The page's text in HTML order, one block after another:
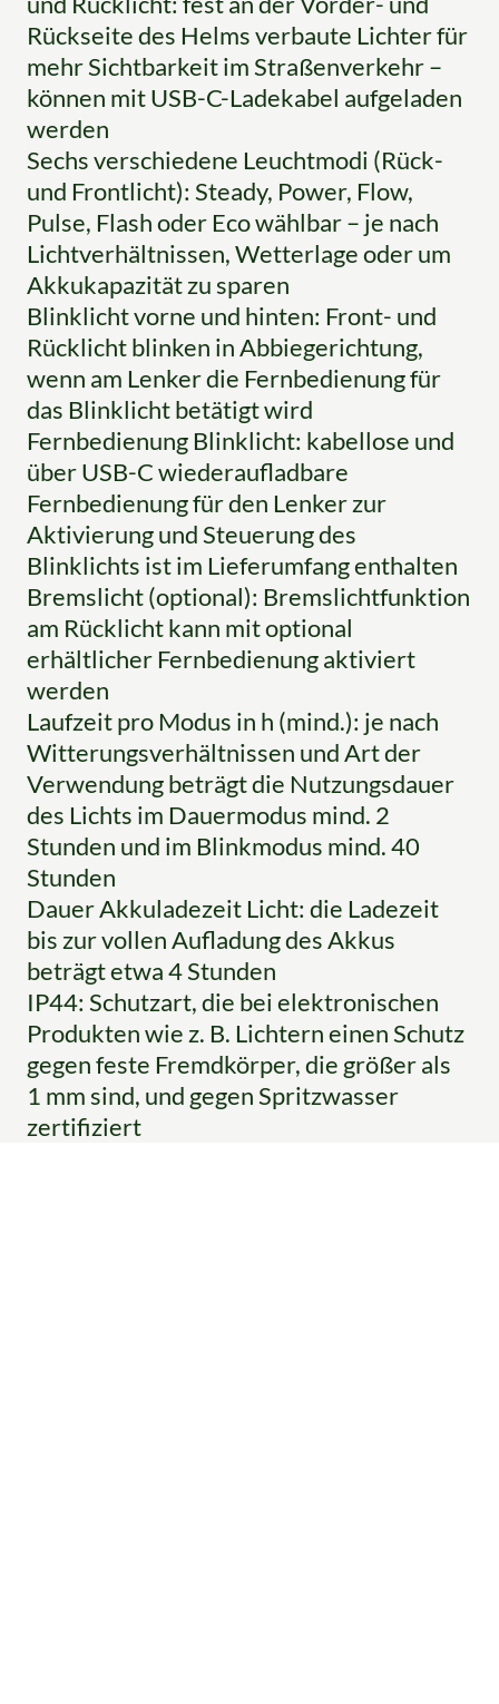
Rückseite des Helms verbaute Lichter für
mehr Sichtbarkeit im Straßenverkehr –
können mit USB-C-Ladekabel aufgeladen
werden
Sechs verschiedene Leuchtmodi (Rück-
und Frontlicht): Steady, Power, Flow,
Pulse, Flash oder Eco wählbar – je nach
Lichtverhältnissen, Wetterlage oder um
Akkukapazität zu sparen
Blinklicht vorne und hinten: Front- und
Rücklicht blinken in Abbiegerichtung,
wenn am Lenker die Fernbedienung für
das Blinklicht betätigt wird
Fernbedienung Blinklicht: kabellose und
über USB-C wiederaufladbare
Fernbedienung für den Lenker zur
Aktivierung und Steuerung des
Blinklichts ist im Lieferumfang enthalten
Bremslicht (optional): Bremslichtfunktion
am Rücklicht kann mit optional
erhältlicher Fernbedienung aktiviert
werden
Laufzeit pro Modus in h (mind.): je nach
Witterungsverhältnissen und Art der
Verwendung beträgt die Nutzungsdauer
des Lichts im Dauermodus mind. 2
Stunden und im Blinkmodus mind. 40
Stunden
Dauer Akkuladezeit Licht: die Ladezeit
bis zur vollen Aufladung des Akkus
beträgt etwa 4 Stunden
IP44: Schutzart, die bei elektronischen
Produkten wie z. B. Lichtern einen Schutz
gegen feste Fremdkörper, die größer als
1 mm sind, und gegen Spritzwasser
zertifiziert